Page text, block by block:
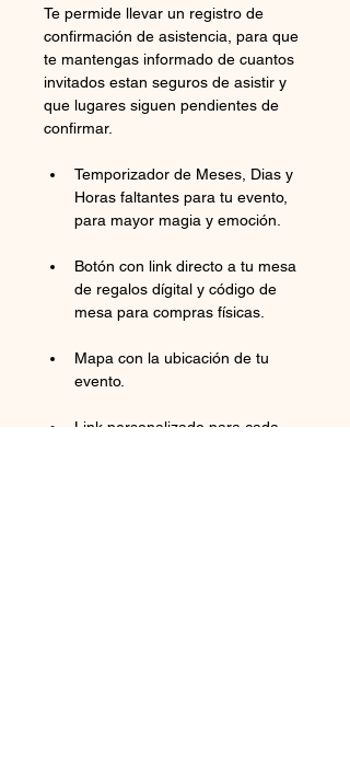
Te permide llevar un registro de
confirmación de asistencia, para que
te mantengas informado de cuantos
invitados estan seguros de asistir y
que lugares siguen pendientes de
confirmar.
Temporizador de Meses, Dias y
Horas faltantes para tu evento,
para mayor magia y emoción.
Botón con link directo a tu mesa
de regalos dígital y código de
mesa para compras físicas.
Mapa con la ubicación de tu
evento.
Link personalizado para cada